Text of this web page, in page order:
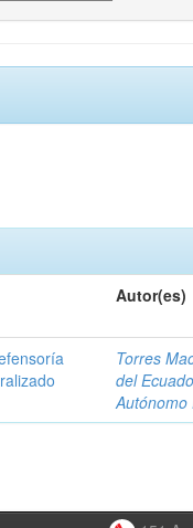
Autor(es)
Torres
del
Autónomo